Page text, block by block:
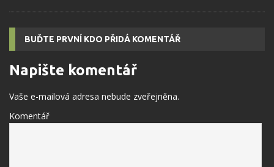
BUĎTE PRVNÍ KDO PŘIDÁ KOMENTÁŘ
Napište komentář
Vaše e-mailová adresa nebude zveřejněna.
Komentář